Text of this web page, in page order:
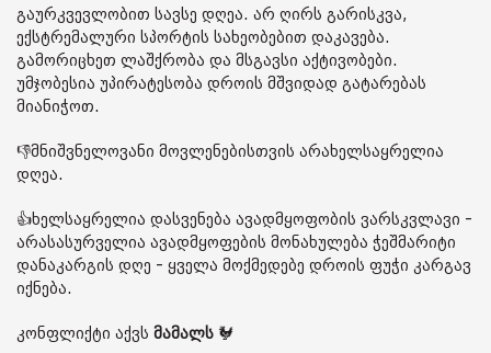
გაურკვევლობით სავსე დღეა. არ ღირს გარისკვა,
ექსტრემალური სპორტის სახეობებით დაკავება.
გამორიცხეთ ლაშქრობა და მსგავსი აქტივობები.
უმჯობესია უპირატესობა დროის მშვიდად გატარებას
მიანიჭოთ.
👎მნიშვნელოვანი მოვლენებისთვის არახელსაყრელია
დღეა.
👍ხელსაყრელია დასვენება ავადმყოფობის ვარსკვლავი -
არასასურველია ავადმყოფების მონახულება ჭეშმარიტი
დანაკარგის დღე - ყველა მოქმედებე დროის ფუჭი კარგავ
იქნება.
კონფლიქტი აქვს მამალს 🐓